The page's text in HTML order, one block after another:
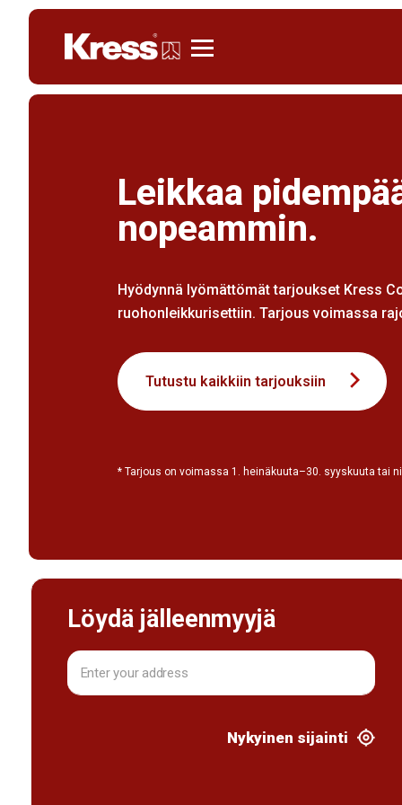
Leikkaa
nopeammin.
Hyödynnä lyömättömät tarjoukset Kress
ruohonleikkurisettiin. Tarjous voimassa
Tutustu kaikkiin tarjouksiin
* Tarjous on voimassa 1. heinäkuuta–30. syyskuuta tai
Löydä jälleenmyyjä
Nykyinen sijainti